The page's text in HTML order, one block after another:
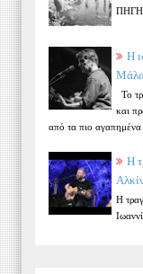
ΠΗΓΗ
Η
Το
και
από τα πιο αγαπημένα
Η
Η